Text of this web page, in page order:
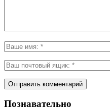
Познавательно